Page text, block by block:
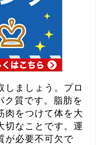
しましょう。プロ
ク質です。脂肪を
肉をつけて体を大
切なことです。運
が必要不可欠で